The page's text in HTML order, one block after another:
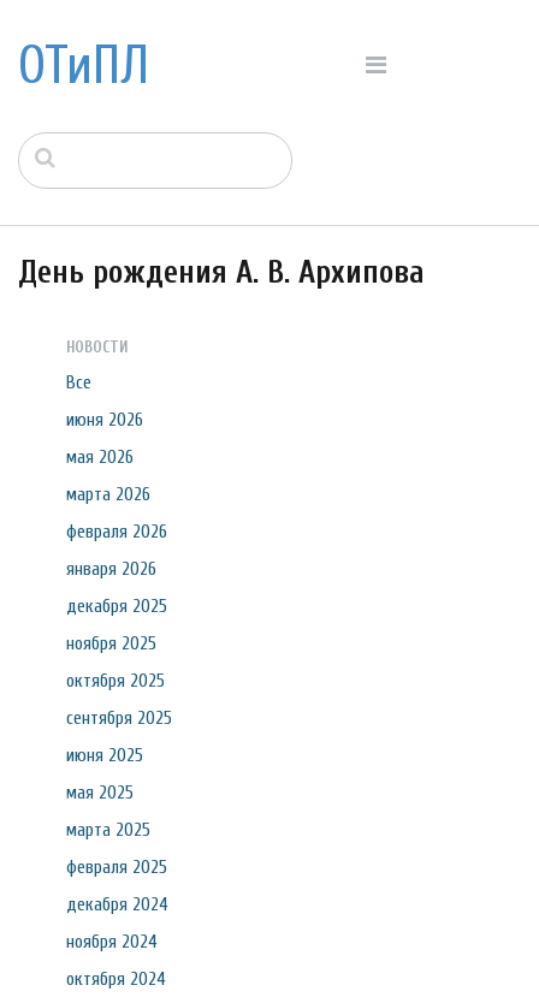
ОТиПЛ
День рождения А. В. Архипова
НОВОСТИ
Все
июня 2026
мая 2026
марта 2026
февраля 2026
января 2026
декабря 2025
ноября 2025
октября 2025
сентября 2025
июня 2025
мая 2025
марта 2025
февраля 2025
декабря 2024
ноября 2024
октября 2024